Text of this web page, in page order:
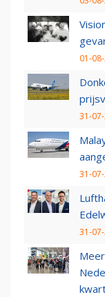
01-
31-
31-
31-